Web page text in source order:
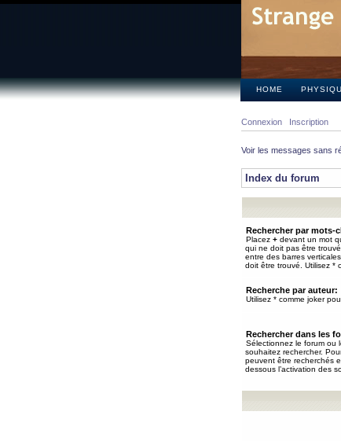
HOME
Connexion Inscription
Voir les messages sans
Index du forum
Rechercher par mots-
Placez + devant un mot
qui ne doit pas être
entre des barres
doit être trouvé. Utilisez *
Recherche par auteur:
Utilisez * comme joker
Rechercher dans les
Sélectionnez le forum ou
souhaitez rechercher.
peuvent être recherchés
dessous l’activation des